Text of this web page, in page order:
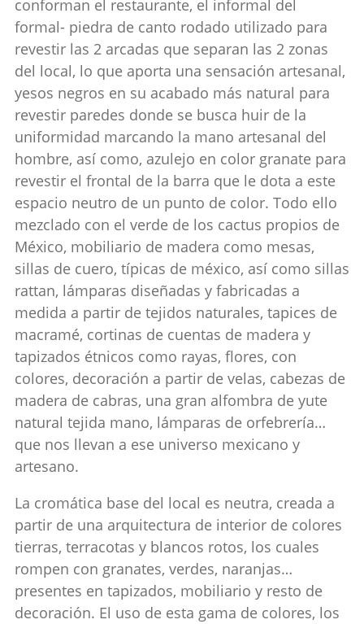
conforman el restaurante, el informal del
formal- piedra de canto rodado utilizado para
revestir las 2 arcadas que separan las 2 zonas
del local, lo que aporta una sensación artesanal,
yesos negros en su acabado más natural para
revestir paredes donde se busca huir de la
uniformidad marcando la mano artesanal del
hombre, así como, azulejo en color granate para
revestir el frontal de la barra que le dota a este
espacio neutro de un punto de color. Todo ello
mezclado con el verde de los cactus propios de
México, mobiliario de madera como mesas,
sillas de cuero, típicas de méxico, así como sillas
rattan, lámparas diseñadas y fabricadas a
medida a partir de tejidos naturales, tapices de
macramé, cortinas de cuentas de madera y
tapizados étnicos como rayas, flores, con
colores, decoración a partir de velas, cabezas de
madera de cabras, una gran alfombra de yute
natural tejida mano, lámparas de orfebrería…
que nos llevan a ese universo mexicano y
artesano.
La cromática base del local es neutra, creada a
partir de una arquitectura de interior de colores
tierras, terracotas y blancos rotos, los cuales
rompen con granates, verdes, naranjas…
presentes en tapizados, mobiliario y resto de
decoración. El uso de esta gama de colores, los